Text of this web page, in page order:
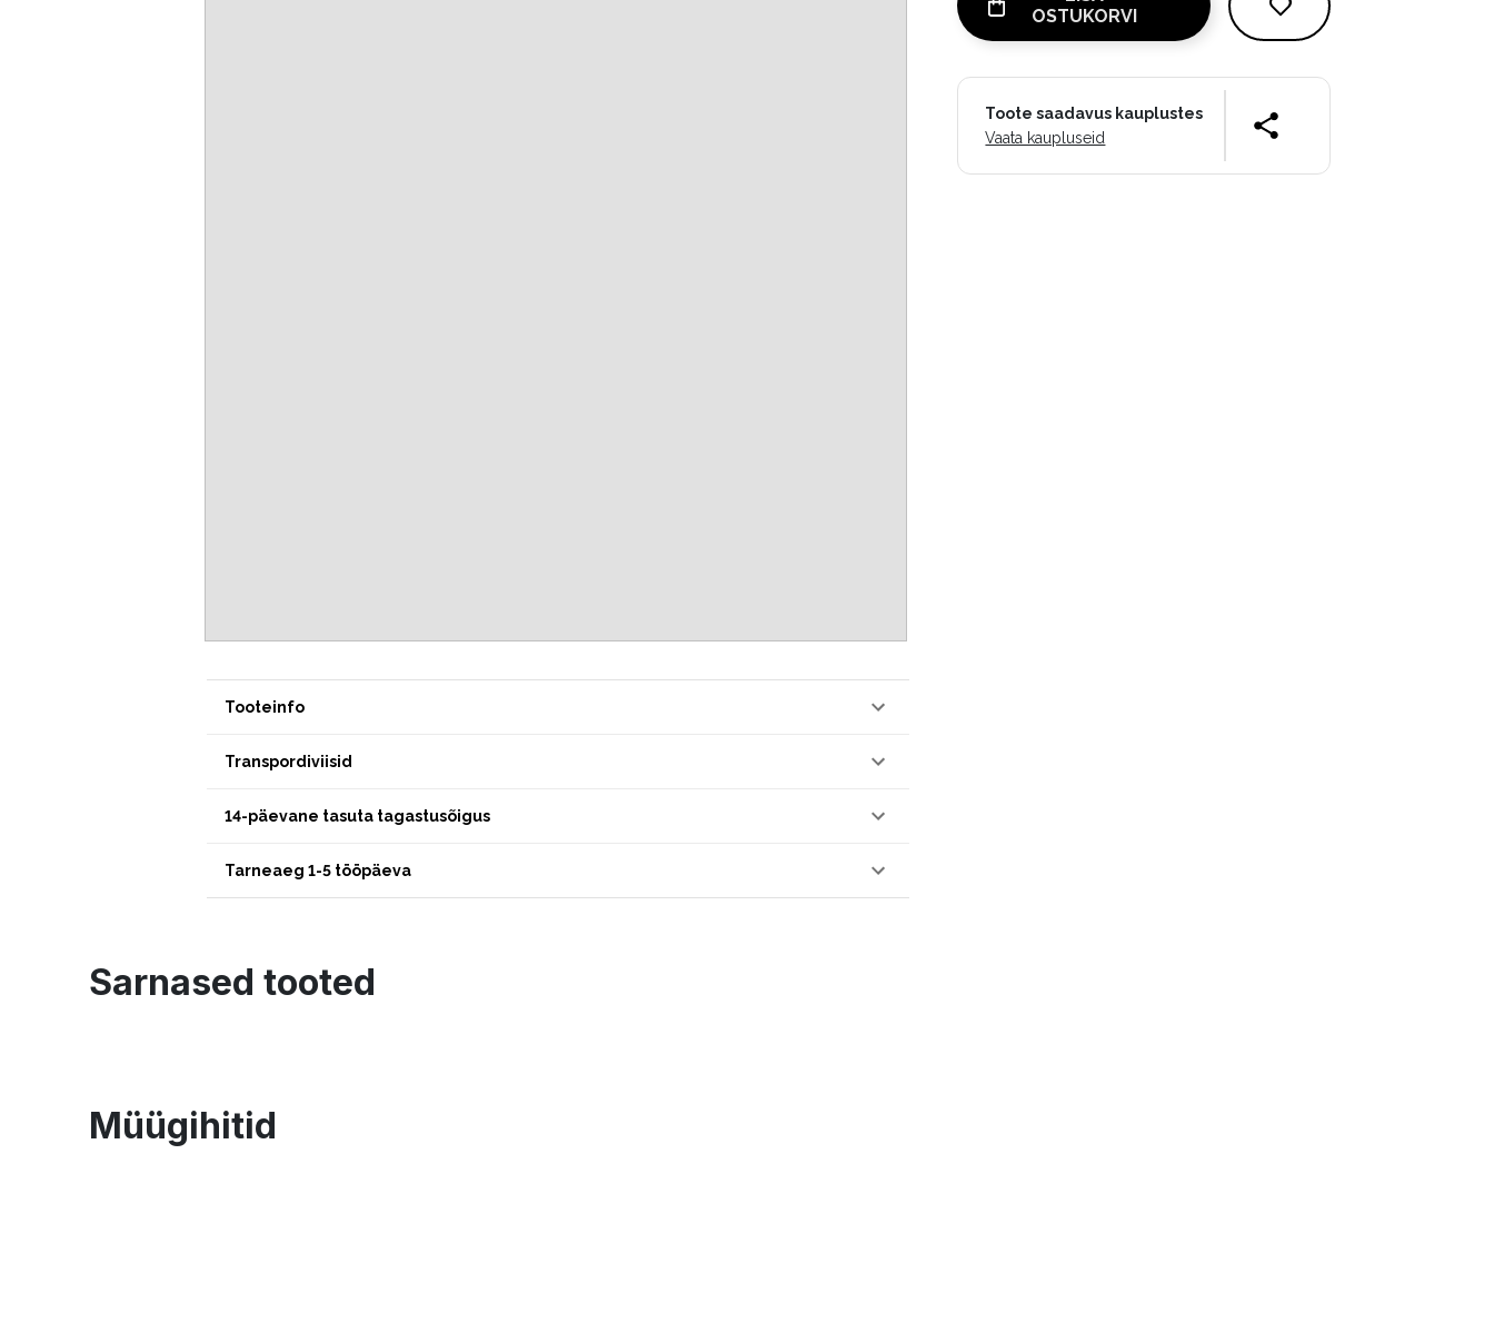
Tooteinfo
Transpordiviisid
14-päevane tasuta tagastusõigus
Tarneaeg 1-5 tööpäeva
OSTUKORVI
Toote saadavus kauplustes
Vaata kaupluseid
Sarnased tooted
Müügihitid